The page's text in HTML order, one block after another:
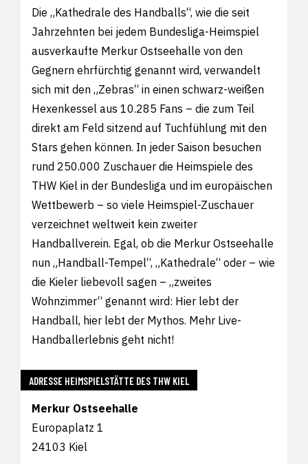
Die „Kathedrale des Handballs“, wie die seit
Jahrzehnten bei jedem Bundesliga-Heimspiel
ausverkaufte Merkur Ostseehalle von den
Gegnern ehrfürchtig genannt wird, verwandelt
sich mit den „Zebras“ in einen schwarz-weißen
Hexenkessel aus 10.285 Fans – die zum Teil
direkt am Feld sitzend auf Tuchfühlung mit den
Stars gehen können. In jeder Saison besuchen
rund 250.000 Zuschauer die Heimspiele des
THW Kiel in der Bundesliga und im europäischen
Wettbewerb – so viele Heimspiel-Zuschauer
verzeichnet weltweit kein zweiter
Handballverein. Egal, ob die Merkur Ostseehalle
nun „Handball-Tempel“, „Kathedrale“ oder – wie
die Kieler liebevoll sagen – „zweites
Wohnzimmer“ genannt wird: Hier lebt der
Handball, hier lebt der Mythos. Mehr Live-
Handballerlebnis geht nicht!
ADRESSE HEIMSPIELSTÄTTE DES THW KIEL
Merkur Ostseehalle
Europaplatz 1
24103 Kiel